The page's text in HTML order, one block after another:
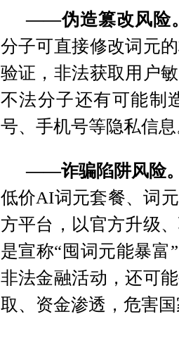
——伪造篡改风险
分子可直接修改词元
验证，非法获取用户
不法分子还有可能制
号、手机号等隐私信
——诈骗陷阱风险
低价AI词元套餐、词
方平台，以官方升级
是宣称“囤词元能暴富
非法金融活动，还可
取、资金渗透，危害